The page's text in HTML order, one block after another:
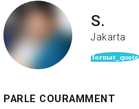
S.
Jakarta
format_quote
PARLE COURAMMENT